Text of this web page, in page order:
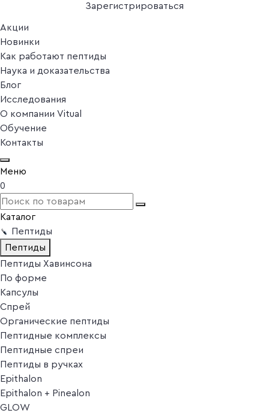
Зарегистрироваться
Акции
Новинки
Как работают пептиды
Наука и доказательства
Блог
Исследования
О компании Vitual
Обучение
Контакты
Меню
0
Каталог
Пептиды
Пептиды
Пептиды Хавинсона
По форме
Капсулы
Спрей
Органические пептиды
Пептидные комплексы
Пептидные спреи
Пептиды в ручках
Epithalon
Epithalon + Pinealon
GLOW